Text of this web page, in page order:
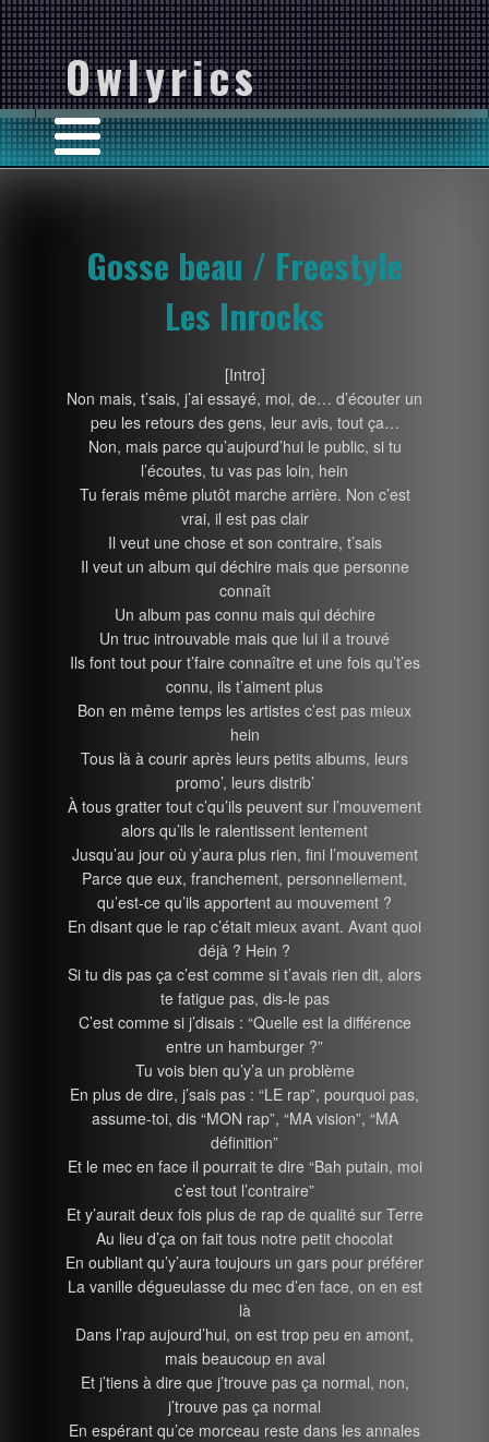
Owlyrics
Gosse beau / Freestyle
Les Inrocks
[Intro]
Non mais, t’sais, j’ai essayé, moi, de… d’écouter un
peu les retours des gens, leur avis, tout ça…
Non, mais parce qu’aujourd’hui le public, si tu
l’écoutes, tu vas pas loin, hein
Tu ferais même plutôt marche arrière. Non c’est
vrai, il est pas clair
Il veut une chose et son contraire, t’sais
Il veut un album qui déchire mais que personne
connaît
Un album pas connu mais qui déchire
Un truc introuvable mais que lui il a trouvé
Ils font tout pour t’faire connaître et une fois qu’t’es
connu, ils t’aiment plus
Bon en même temps les artistes c’est pas mieux
hein
Tous là à courir après leurs petits albums, leurs
promo’, leurs distrib’
À tous gratter tout c’qu’ils peuvent sur l’mouvement
alors qu’ils le ralentissent lentement
Jusqu’au jour où y’aura plus rien, fini l’mouvement
Parce que eux, franchement, personnellement,
qu’est-ce qu’ils apportent au mouvement ?
En disant que le rap c’était mieux avant. Avant quoi
déjà ? Hein ?
Si tu dis pas ça c’est comme si t’avais rien dit, alors
te fatigue pas, dis-le pas
C’est comme si j’disais : “Quelle est la différence
entre un hamburger ?”
Tu vois bien qu’y’a un problème
En plus de dire, j’sais pas : “LE rap”, pourquoi pas,
assume-toi, dis “MON rap”, “MA vision”, “MA
définition”
Et le mec en face il pourrait te dire “Bah putain, moi
c’est tout l’contraire”
Et y’aurait deux fois plus de rap de qualité sur Terre
Au lieu d’ça on fait tous notre petit chocolat
En oubliant qu’y’aura toujours un gars pour préférer
La vanille dégueulasse du mec d’en face, on en est
là
Dans l’rap aujourd’hui, on est trop peu en amont,
mais beaucoup en aval
Et j’tiens à dire que j’trouve pas ça normal, non,
j’trouve pas ça normal
En espérant qu’ce morceau reste dans les annales